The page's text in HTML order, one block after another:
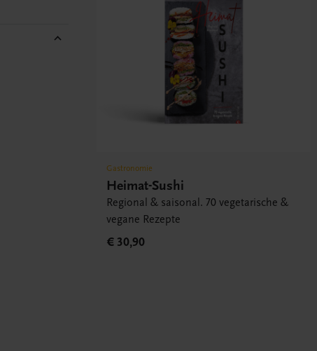
Gastronomie
Heimat-Sushi
Regional & saisonal. 70 vegetarische &
vegane Rezepte
€ 30,90